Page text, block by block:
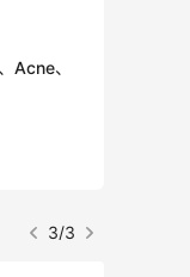
Acne、
3/3